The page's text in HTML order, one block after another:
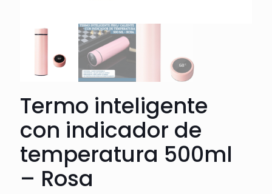
Termo inteligente
con indicador de
temperatura 500ml
– Rosa